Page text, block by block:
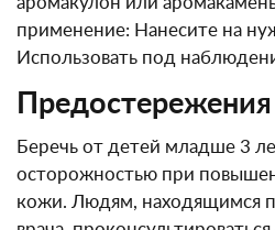
применение: Нанесите на
Использовать под
Предостережения
Беречь от детей младше 3
осторожностью при
кожи. Людям, находящимся